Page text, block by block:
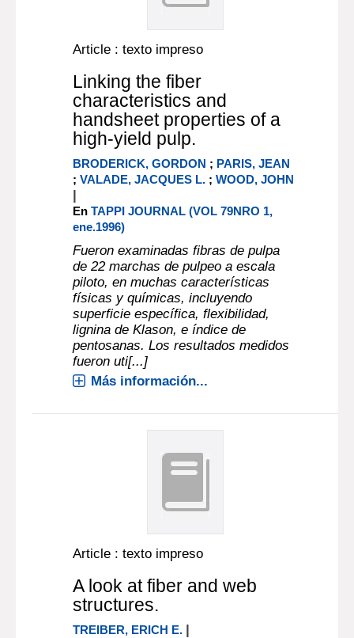
Article : texto impreso
Linking the fiber
characteristics and
handsheet properties of a
high-yield pulp.
BRODERICK, GORDON ; PARIS, JEAN
;VALADE, JACQUES L. ;WOOD, JOHN
|
EnTAPPI JOURNAL (VOL 79NRO 1,
ene.1996)
Fueron examinadas fibras de pulpa
de 22 marchas de pulpeo a escala
piloto, en muchas características
físicas y químicas, incluyendo
superficie específica, flexibilidad,
lignina de Klason, e índice de
pentosanas. Los resultados medidos
fueron uti[...]
Más información...
Article : texto impreso
A look at fiber and web
structures.
TREIBER, ERICH E. |